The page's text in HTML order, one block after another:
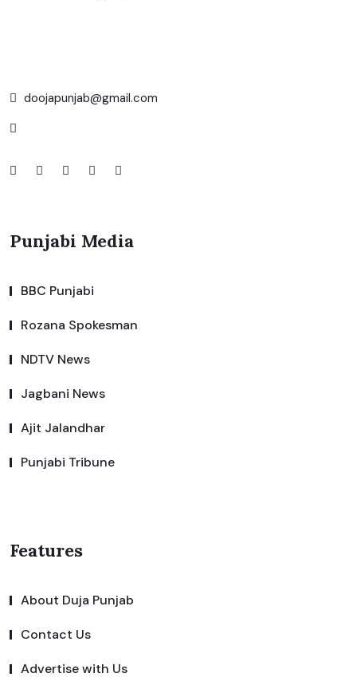
doojapunjab@gmail.com
Punjabi Media
BBC Punjabi
Rozana Spokesman
NDTV News
Jagbani News
Ajit Jalandhar
Punjabi Tribune
Features
About Duja Punjab
Contact Us
Advertise with Us